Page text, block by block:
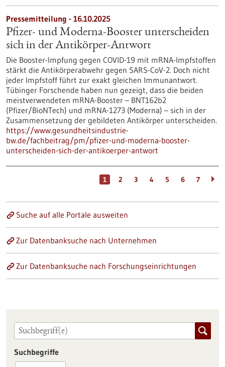
Pressemitteilung - 16.10.2025
Pfizer- und Moderna-Booster unterscheiden
sich in der Antikörper-Antwort
Die Booster-Impfung gegen COVID-19 mit mRNA-Impfstoffen
stärkt die Antikörperabwehr gegen SARS-CoV-2. Doch nicht
jeder Impfstoff führt zur exakt gleichen Immunantwort.
Tübinger Forschende haben nun gezeigt, dass die beiden
meistverwendeten mRNA-Booster – BNT162b2
(Pfizer/BioNTech) und mRNA-1273 (Moderna) – sich in der
Zusammensetzung der gebildeten Antikörper unterscheiden.
https://www.gesundheitsindustrie-
bw.de/fachbeitrag/pm/pfizer-und-moderna-booster-
unterscheiden-sich-der-antikoerper-antwort
1 2 3 4 5 6 7
Suche auf alle Portale ausweiten
Zur Datenbanksuche nach Unternehmen
Zur Datenbanksuche nach Forschungseinrichtungen
Suchbegriffe